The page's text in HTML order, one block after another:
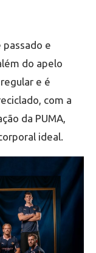
e
do apelo
e é
com a
da PUMA,
ideal.